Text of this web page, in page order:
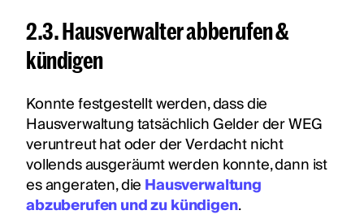
2.3. Hausverwalter abberufen &
kündigen
Konnte festgestellt werden, dass die
Hausverwaltung tatsächlich Gelder der WEG
veruntreut hat oder der Verdacht nicht
vollends ausgeräumt werden konnte, dann ist
es angeraten, dieHausverwaltung
abzuberufen und zu kündigen.